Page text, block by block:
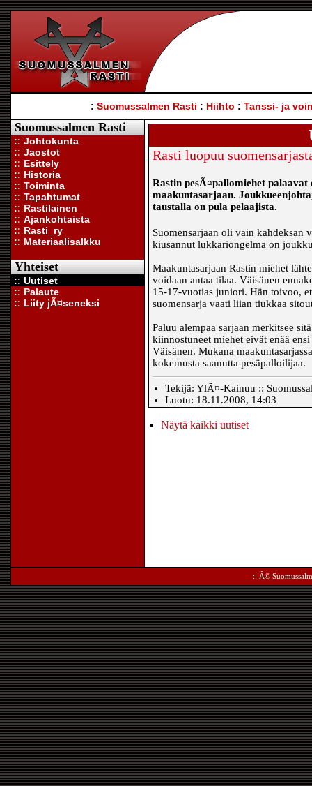
: Suomussalmen Rasti : Hiihto : Tanssi- ja
Suomussalmen Rasti
:: Johtokunta
:: Jaostot
:: Esittely
:: Historia
:: Toiminta
:: Tapahtumat
:: Rastilainen
:: Ajankohtaista
:: Rasti_ry
:: Materiaalisalkku
Yhteiset
:: Uutiset
:: Palaute
:: Liity jÃ¤seneksi
Rasti luopuu
Rastin pesÃ¤pallomiehet palaavat
maakuntasarjaan.
taustalla on pula pelaajista.
Suomensarjaan oli vain kahdeksan
kiusannut lukkariongelma on
Maakuntasarjaan Rastin miehet
voidaan antaa tilaa. Väisänen
15-17-vuotias juniori. Hän toivoo,
suomensarja vaati liian tiukkaa
Paluu alempaa sarjaan merkitsee
kiinnostuneet miehet eivät enää
Väisänen. Mukana
kokemusta saanutta pesäpalloilijaa.
Tekijä: YlÃ¤-Kainuu ::
Luotu: 18.11.2008, 14:03
Näytä kaikki uutiset
:: Â©